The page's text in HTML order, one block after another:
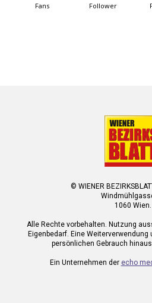
Fans Follower
© WIENER
1060 Wien.
Alle Rechte vorbehalten. Nutzung
Eigenbedarf. Eine Weiterverwendung
persönlichen Gebrauch
Ein Unternehmen der echo